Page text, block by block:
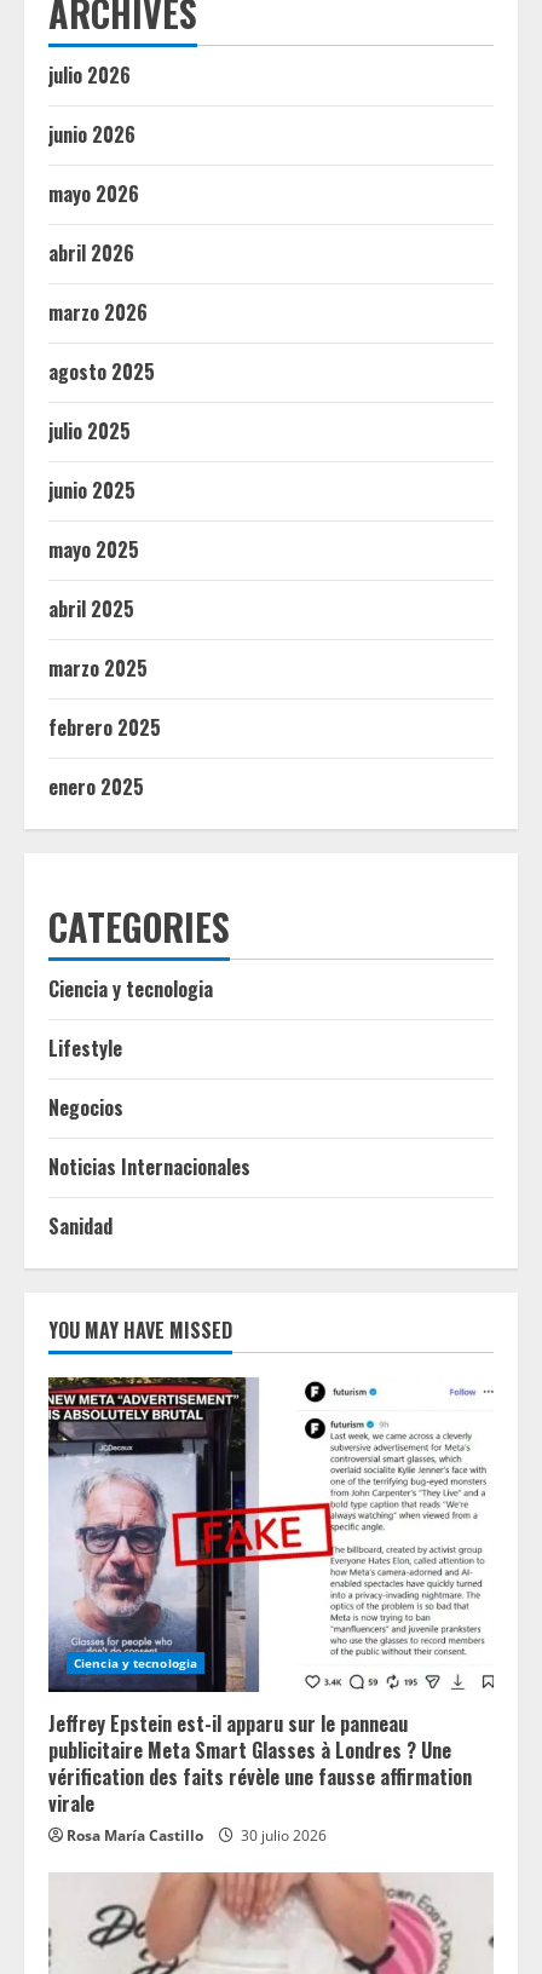
ARCHIVES
julio 2026
junio 2026
mayo 2026
abril 2026
marzo 2026
agosto 2025
julio 2025
junio 2025
mayo 2025
abril 2025
marzo 2025
febrero 2025
enero 2025
CATEGORIES
Ciencia y tecnologia
Lifestyle
Negocios
Noticias Internacionales
Sanidad
YOU MAY HAVE MISSED
Ciencia y tecnologia
Jeffrey Epstein est-il apparu sur le panneau
publicitaire Meta Smart Glasses à Londres ? Une
vérification des faits révèle une fausse affirmation
virale
Rosa María Castillo 30 julio 2026